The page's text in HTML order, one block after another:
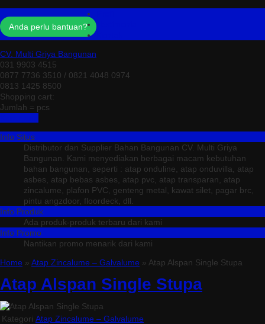
Anda perlu bantuan?
CV. Multi Griya Bangunan
031 9903 4515
0877 7736 3510 / 0821 4048 0974
0813 1425 8500
Shopping cart:
Jumlah = pcs
Info Situs
Distributor dan Supplier Bahan Bangunan CV. Multi Griya
Bangunan. Kami menyediakan berbagai macam kebutuhan
bahan bangunan, seperti : atap onduline, atap onduvilla, atap
asbes, atap bebas asbes, atap pvc, atap transparan, atap
zincalume, plafon PVC, genteng metal, kawat silet, pagar brc,
pintu angzdoor, floordeck, dll.
Info Produk
Ada produk-produk terbaru dari kami
Info Promo
Nantikan promo menarik dari kami
Home » Atap Zincalume – Galvalume » Atap Alspan Single Stupa
Atap Alspan Single Stupa
Kategori Atap Zincalume – Galvalume